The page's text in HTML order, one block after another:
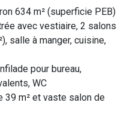
634 m² (superficie PEB)
avec vestiaire, 2 salons
salle à manger, cuisine,
pour bureau,
WC
39 m² et vaste salon de